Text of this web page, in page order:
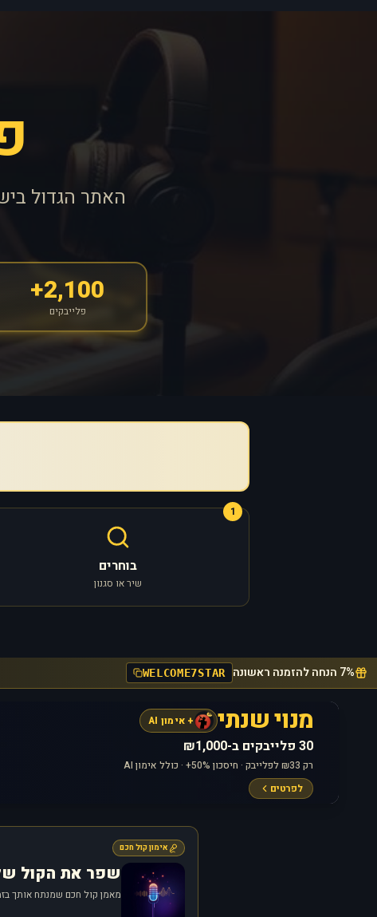
האתר הגדול
2,100+
פלייבקים
1
בוחרים
שיר או סגנון
7% הנחה להזמנה ראשונה WELCOME7STAR
מנוי שנתי + אימון AI
30 פלייבקים ב-₪1,000
רק ₪33 לפלייבק · חיסכון 50%+ · כולל אימון AI
לפרטים
אימון קול חכם
שפר את הקול
מאמן קול חכם שמנתח אותך